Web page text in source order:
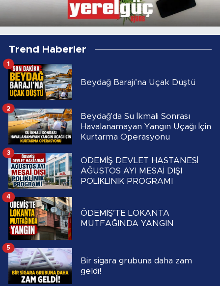
Trend Haberler
Beydağ Barajı’na Uçak Düştü
1
Beydağ'da Su İkmali Sonrası
Havalanamayan Yangın Uçağı İçin
Kurtarma Operasyonu
2
ÖDEMİŞ DEVLET HASTANESİ
AĞUSTOS AYI MESAİ DIŞI
POLİKLİNİK PROGRAMI
3
ÖDEMİŞ’TE LOKANTA
MUTFAĞINDA YANGIN
4
Bir sigara grubuna daha zam
geldi!
5